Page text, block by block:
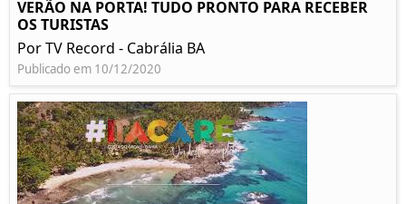
VERÃO NA PORTA! TUDO PRONTO PARA RECEBER
OS TURISTAS
Por TV Record - Cabrália BA
Publicado em 10/12/2020